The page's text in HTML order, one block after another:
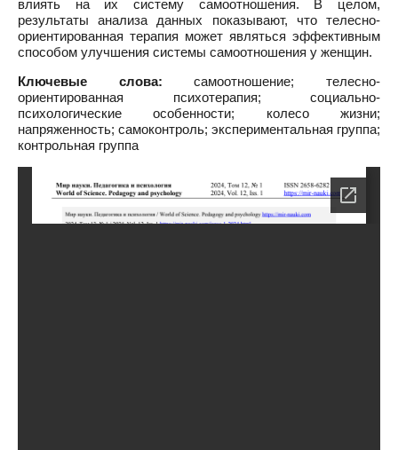
влиять на их систему самоотношения. В целом,
результаты анализа данных показывают, что телесно-
ориентированная терапия может являться эффективным
способом улучшения системы самоотношения у женщин.
Ключевые слова: самоотношение; телесно-
ориентированная психотерапия; социально-
психологические особенности; колесо жизни;
напряженность; самоконтроль; экспериментальная группа;
контрольная группа